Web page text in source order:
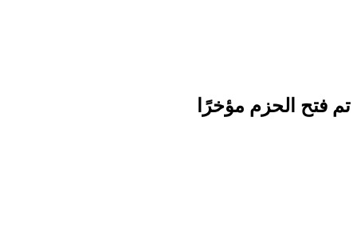
تم فتح الحزم مؤخرًا